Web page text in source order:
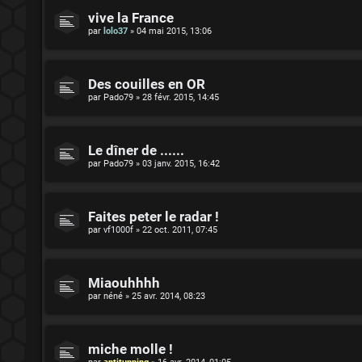
vive la France
par lolo37 » 04 mai 2015, 13:06
Des couilles en OR
par Pado79 » 28 févr. 2015, 14:45
Le dîner de ......
par Pado79 » 03 janv. 2015, 16:42
Faites peter le radar !
par vf1000f » 22 oct. 2011, 07:45
Miaouhhhh
par néné » 25 avr. 2014, 08:23
miche molle !